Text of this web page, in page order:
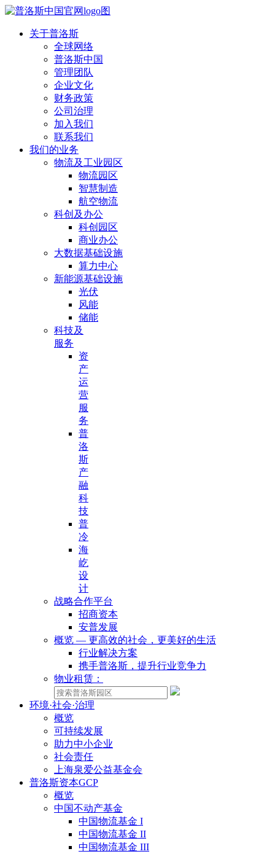
关于普洛斯
全球网络
普洛斯中国
管理团队
企业文化
财务政策
公司治理
加入我们
联系我们
我们的业务
物流及工业园区
物流园区
智慧制造
航空物流
科创及办公
科创园区
商业办公
大数据基础设施
算力中心
新能源基础设施
光伏
风能
储能
科技及
服务
资
产
运
营
服
务
普
洛
斯
产
融
科
技
普
冷
海
屹
设
计
战略合作平台
招商资本
安普发展
概览 — 更高效的社会，更美好的生活
行业解决方案
携手普洛斯，提升行业竞争力
物业租赁：
环境·社会·治理
概览
可持续发展
助力中小企业
社会责任
上海泉爱公益基金会
普洛斯资本GCP
概览
中国不动产基金
中国物流基金 I
中国物流基金 II
中国物流基金 III